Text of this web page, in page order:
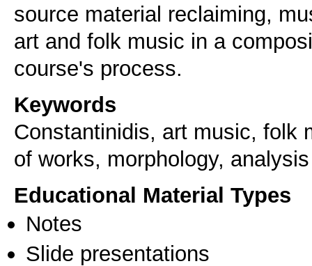
source material reclaiming,
art and folk music in a
Keywords
Constantinidis, art music, folk
of works, morphology, analysis
Educational Material Types
Notes
Slide presentations